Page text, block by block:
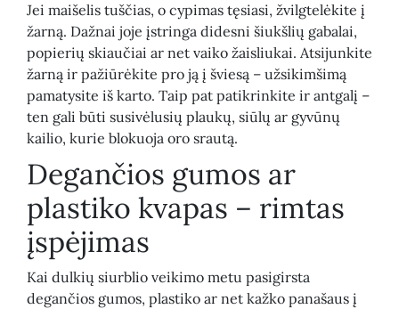
Jei maišelis tuščias, o cypimas tęsiasi, žvilgtelėkite į
žarną. Dažnai joje įstringa didesni šiukšlių gabalai,
popierių skiaučiai ar net vaiko žaisliukai. Atsijunkite
žarną ir pažiūrėkite pro ją į šviesą – užsikimšimą
pamatysite iš karto. Taip pat patikrinkite ir antgalį –
ten gali būti susivėlusių plaukų, siūlų ar gyvūnų
kailio, kurie blokuoja oro srautą.
Degančios gumos ar
plastiko kvapas – rimtas
įspėjimas
Kai dulkių siurblio veikimo metu pasigirsta
degančios gumos, plastiko ar net kažko panašaus į